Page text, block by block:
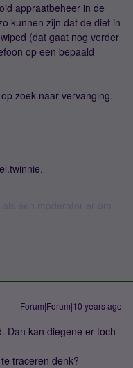
appraatbeheer in de
kunnen zijn dat de dief in
(dat gaat nog verder
op een bepaald
zoek naar vervanging.
Forum|Forum|10 years ago
Dan kan diegene er toch
traceren denk?